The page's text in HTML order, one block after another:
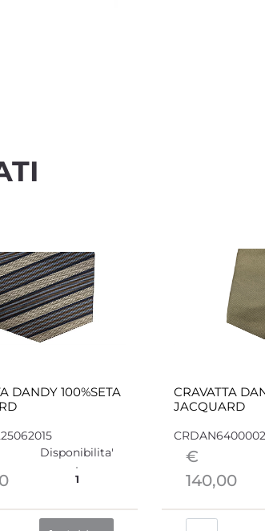
DANDY 100%SETA
Disponibilita'
1
CRAVATTA
JACQUARD
€
140,00